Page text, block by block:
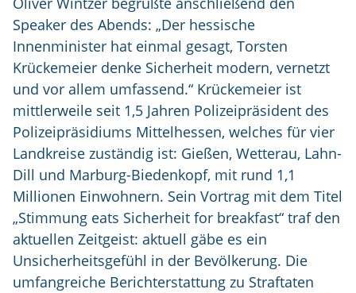
Speaker des Abends: „Der hessische
Innenminister hat einmal gesagt, Torsten
Krückemeier denke Sicherheit modern, vernetzt
und vor allem umfassend.“ Krückemeier ist
mittlerweile seit 1,5 Jahren Polizeipräsident des
Polizeipräsidiums Mittelhessen, welches für vier
Landkreise zuständig ist: Gießen, Wetterau, Lahn-
Dill und Marburg-Biedenkopf, mit rund 1,1
Millionen Einwohnern. Sein Vortrag mit dem Titel
„Stimmung eats Sicherheit for breakfast“ traf den
aktuellen Zeitgeist: aktuell gäbe es ein
Unsicherheitsgefühl in der Bevölkerung. Die
umfangreiche Berichterstattung zu Straftaten